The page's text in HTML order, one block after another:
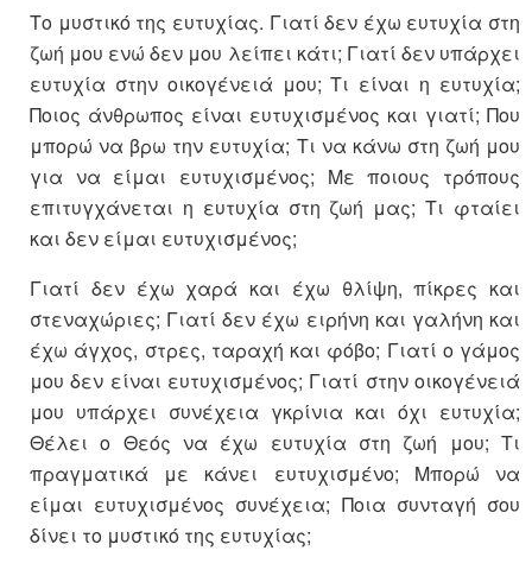
Το μυστικό της ευτυχίας. Γιατί δεν έχω ευτυχία στη
ζωή μου ενώ δεν μου λείπει κάτι; Γιατί δεν υπάρχει
ευτυχία στην οικογένειά μου; Τι είναι η ευτυχία;
Ποιος άνθρωπος είναι ευτυχισμένος και γιατί; Που
μπορώ να βρω την ευτυχία; Τι να κάνω στη ζωή μου
για να είμαι ευτυχισμένος; Με ποιους τρόπους
επιτυγχάνεται η ευτυχία στη ζωή μας; Τι φταίει
και δεν είμαι ευτυχισμένος;
Γιατί δεν έχω χαρά και έχω θλίψη, πίκρες και
στεναχώριες; Γιατί δεν έχω ειρήνη και γαλήνη και
έχω άγχος, στρες, ταραχή και φόβο; Γιατί ο γάμος
μου δεν είναι ευτυχισμένος; Γιατί στην οικογένειά
μου υπάρχει συνέχεια γκρίνια και όχι ευτυχία;
Θέλει ο Θεός να έχω ευτυχία στη ζωή μου; Τι
πραγματικά με κάνει ευτυχισμένο; Μπορώ να
είμαι ευτυχισμένος συνέχεια; Ποια συνταγή σου
δίνει το μυστικό της ευτυχίας;